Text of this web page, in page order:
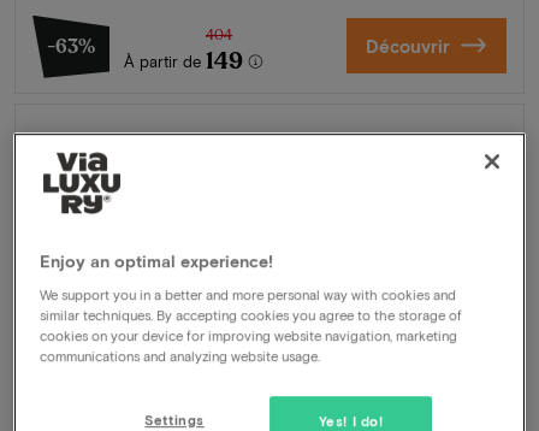
-63%
À partir de
404
149 Découvrir
L'été en Zélande
Découvrez nos plus beaux hôtels
Réservez dès maintenant
Enjoy an optimal experience!
We support you in a better and more personal way with cookies and
similar techniques. By accepting cookies you agree to the storage of
cookies on your device for improving website navigation, marketing
communications and analyzing website usage.
Yes! I do!
Settings